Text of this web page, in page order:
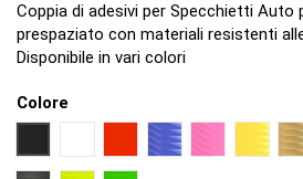
Coppia di adesivi per Specchietti Auto
prespaziato con materiali resistenti
Disponibile in vari colori
Colore
ROSSOBLU